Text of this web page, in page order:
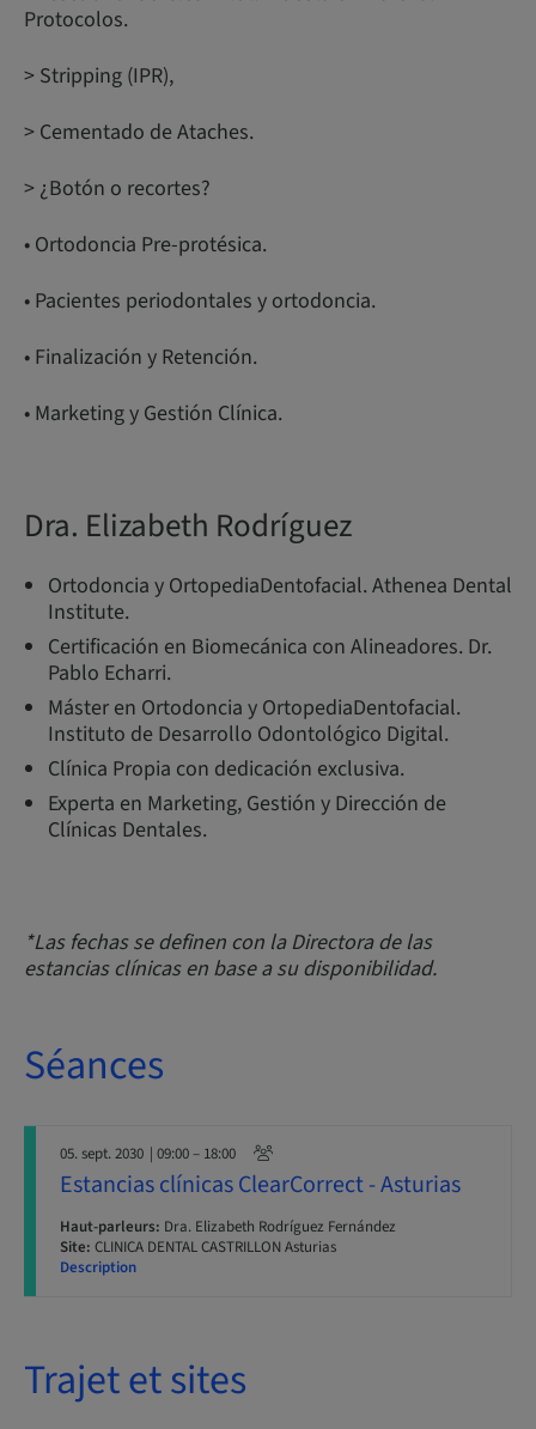
Protocolos.
> Stripping (IPR),
> Cementado de Ataches.
> ¿Botón o recortes?
• Ortodoncia Pre-protésica.
• Pacientes periodontales y ortodoncia.
• Finalización y Retención.
• Marketing y Gestión Clínica.
Dra. Elizabeth Rodríguez
Ortodoncia y OrtopediaDentofacial. Athenea Dental
Institute.
Certificación en Biomecánica con Alineadores. Dr.
Pablo Echarri.
Máster en Ortodoncia y OrtopediaDentofacial.
Instituto de Desarrollo Odontológico Digital.
Clínica Propia con dedicación exclusiva.
Experta en Marketing, Gestión y Dirección de
Clínicas Dentales.
*Las fechas se definen con la Directora de las
estancias clínicas en base a su disponibilidad.
Séances
05. sept. 2030 | 09:00 – 18:00
Estancias clínicas ClearCorrect - Asturias
Haut-parleurs: Dra. Elizabeth Rodríguez Fernández
Site: CLINICA DENTAL CASTRILLON Asturias
Description
Trajet et sites